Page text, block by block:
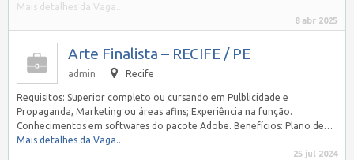
Mais detalhes da Vaga...
8 abr 2025
Arte Finalista – RECIFE / PE
admin Recife
Requisitos: Superior completo ou cursando em Pulblicidade e
Propaganda, Marketing ou áreas afins; Experiência na função.
Conhecimentos em softwares do pacote Adobe. Benefícios: Plano de…
Mais detalhes da Vaga...
25 jul 2024